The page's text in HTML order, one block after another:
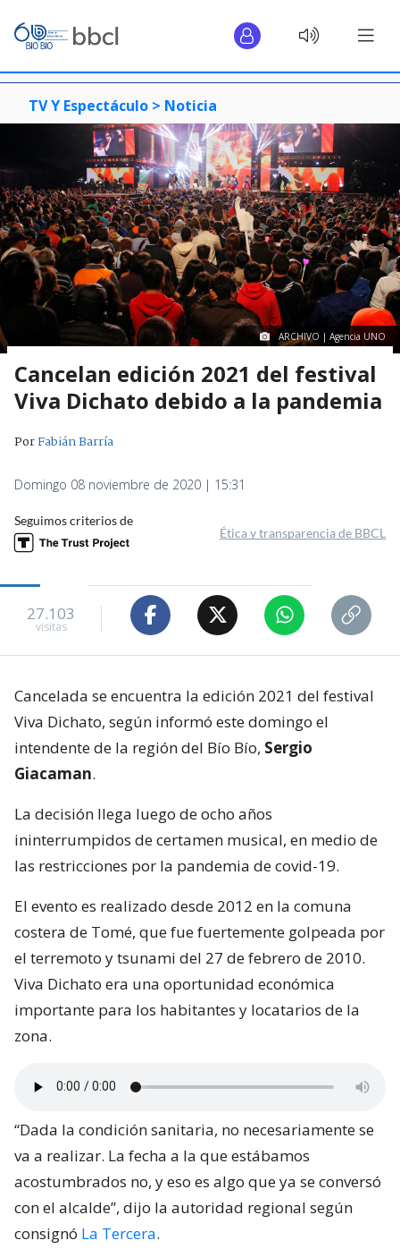
TV Y Espectáculo > Noticia
ARCHIVO | Agencia UNO
Cancelan edición 2021 del festival
Viva Dichato debido a la pandemia
PorFabián Barría
Domingo 08 noviembre de 2020 | 15:31
Seguimos criterios de
Ética y transparencia de BBCL
27.103
visitas
Cancelada se encuentra la edición 2021 del festival
Viva Dichato, según informó este domingo el
intendente de la región del Bío Bío, Sergio
Giacaman.
La decisión llega luego de ocho años
ininterrumpidos de certamen musical, en medio de
las restricciones por la pandemia de covid-19.
El evento es realizado desde 2012 en la comuna
costera de Tomé, que fue fuertemente golpeada por
el terremoto y tsunami del 27 de febrero de 2010.
Viva Dichato era una oportunidad económica
importante para los habitantes y locatarios de la
zona.
“Dada la condición sanitaria, no necesariamente se
va a realizar. La fecha a la que estábamos
acostumbrados no, y eso es algo que ya se conversó
con el alcalde”, dijo la autoridad regional según
consignó La Tercera.